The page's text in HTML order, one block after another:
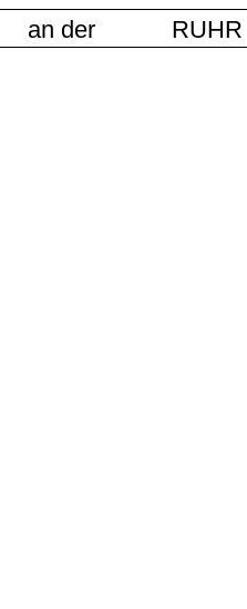
an der RUHR